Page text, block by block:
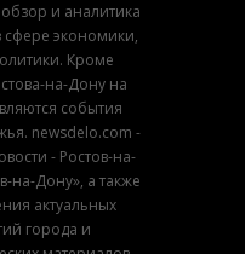
и аналитика
экономики,
Кроме
на-Дону на
события
newsdelo.com -
- Ростов-на-
на-Дону», а также
актуальных
города и